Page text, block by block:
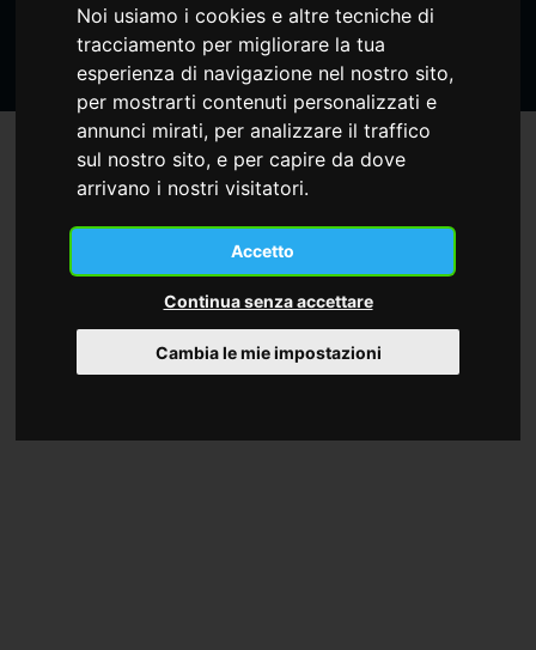
Noi usiamo i cookies e altre tecniche di
tracciamento per migliorare la tua
esperienza di navigazione nel nostro sito,
per mostrarti contenuti personalizzati e
annunci mirati, per analizzare il traffico
sul nostro sito, e per capire da dove
arrivano i nostri visitatori.
Accetto
Continua senza accettare
Cambia le mie impostazioni
© 2026 Ramo S.r.l.